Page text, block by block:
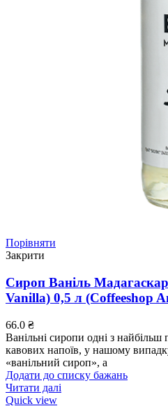
Порівняти
Закрити
Сироп Ваніль
Vanilla) 0,5 л (Coffeeshop
66.0 ₴
Ванільні сиропи одні з
кавових напоїв, у нашому
«ванільний сироп», а
Додати до списку бажань
Читати далі
Quick view